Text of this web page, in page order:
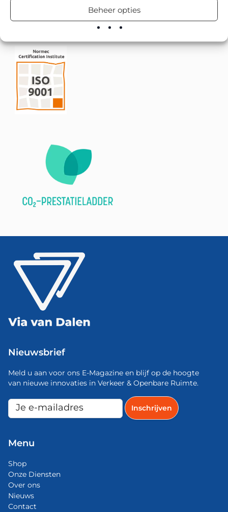
Beheer opties
Nieuwsbrief
Meld u aan voor ons E-Magazine en blijf op de hoogte
van nieuwe innovaties in Verkeer & Openbare Ruimte.
Menu
Shop
Onze Diensten
Over ons
Nieuws
Contact